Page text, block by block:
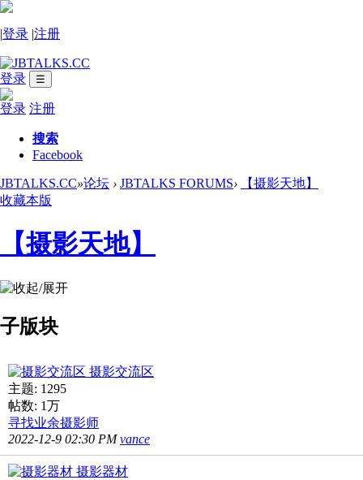
|登录 |注册
登录 ☰
登录 注册
搜索
Facebook
JBTALKS.CC»论坛 › JBTALKS FORUMS›
【摄影天地】
收藏本版
【摄影天地】
子版块
摄影交流区
主题: 1295
帖数: 1万
寻找业余摄影师
2022-12-9 02:30 PMvance
摄影器材